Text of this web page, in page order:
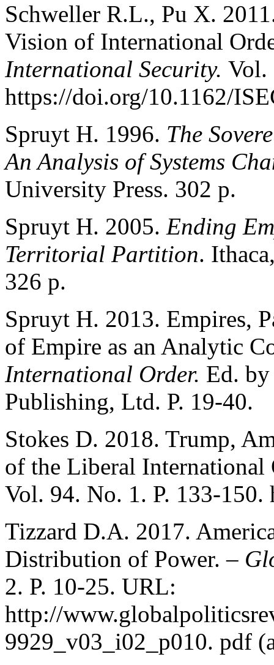
Schweller R.L., Pu X.
Vision of International
International Security. Vol.
https://doi.org/10.1162/
Spruyt H. 1996. The
An Analysis of Systems
University Press. 302 p.
Spruyt H. 2005. Ending
Territorial Partition.
326 p.
Spruyt H. 2013. Empires,
of Empire as an Analytic
International Order. Ed.
Publishing, Ltd. P. 19-40.
Stokes D. 2018. Trump,
of the Liberal International
Vol. 94. No. 1. P. 133-
Tizzard D.A. 2017.
Distribution of Power. –
2. P. 10-25. URL:
http://
9929_v03_i02_p010. pdf